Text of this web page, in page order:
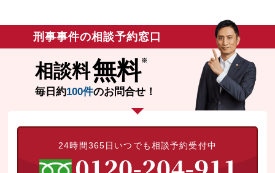
刑事事件の相談予約窓口
相談料無料
毎日約100件のお問合せ！
24時間365日いつでも相談予約受付中